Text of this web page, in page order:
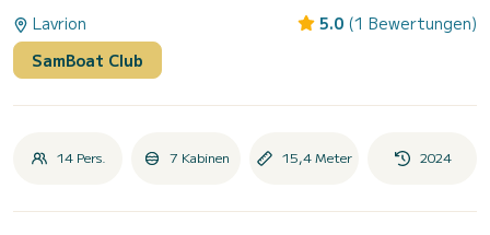
Lavrion 5.0 (1 Bewertungen)
SamBoat Club
14 Pers. 7 Kabinen 15,4 Meter 2024